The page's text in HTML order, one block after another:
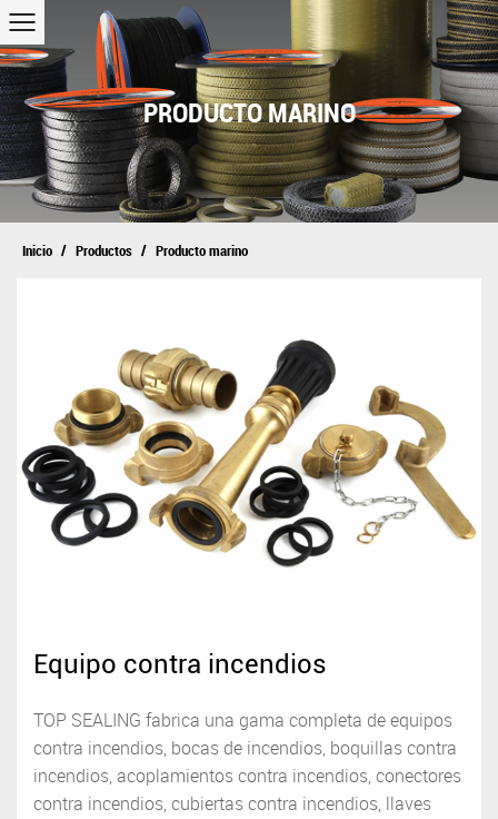
PRODUCTO MARINO
Inicio / Productos / Producto marino
Equipo contra incendios
TOP SEALING fabrica una gama completa de equipos
contra incendios, bocas de incendios, boquillas contra
incendios, acoplamientos contra incendios, conectores
contra incendios, cubiertas contra incendios, llaves